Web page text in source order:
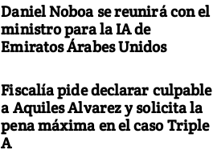
Daniel Noboa se reunirá con el
ministro para la IA de
Emiratos Árabes Unidos
Fiscalía pide declarar culpable
a Aquiles Alvarez y solicita la
pena máxima en el caso Triple
A